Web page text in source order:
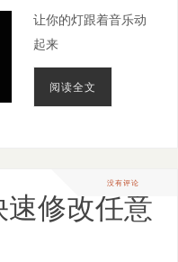
让你的灯跟着音乐动
起来
阅读全文
没有评论
速修改任意